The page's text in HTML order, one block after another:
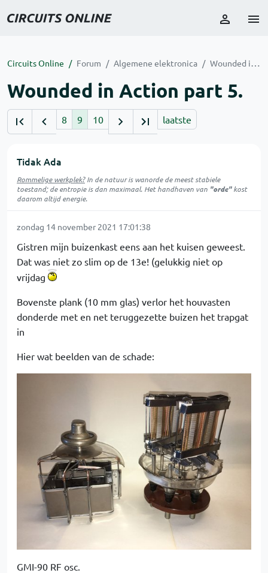
Circuits Online Forum Algemene elektronica Wounded in Action part 5.
Wounded in Action part 5.
8 9 10 laatste
Tidak Ada
Rommelige werkplek?In de natuur iswanordede meest stabiele
toestand; de entropie is dan maximaal. Het handhaven van "orde"kost
daarom altijd energie.
zondag 14 november 2021 17:01:38
Gistren mijn buizenkast eens aan het kuisen geweest.
Dat was niet zo slim op de 13e! (gelukkig niet op
vrijdag
Bovenste plank (10 mm glas) verlor het houvasten
donderde met en net teruggezette buizen het trapgat
in
Hier wat beelden van de schade:
GMI-90 RF osc.